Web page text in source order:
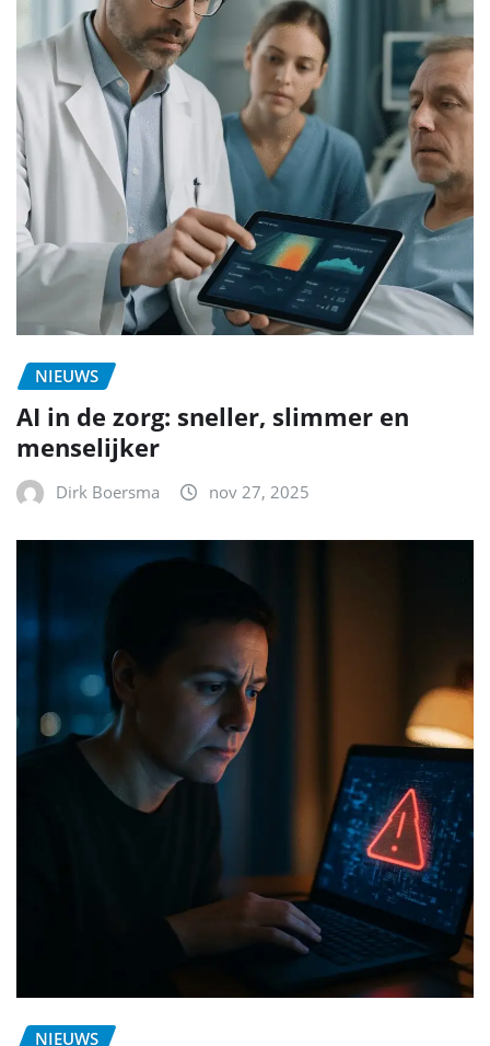
NIEUWS
AI in de zorg: sneller, slimmer en
menselijker
Dirk Boersma nov 27, 2025
NIEUWS